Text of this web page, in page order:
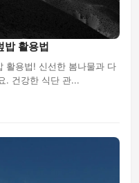
밥 활용법
활용법! 신선한 봄나물과 다
. 건강한 식단 관...